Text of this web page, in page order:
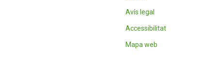
Avís legal
Accessibilitat
Mapa web